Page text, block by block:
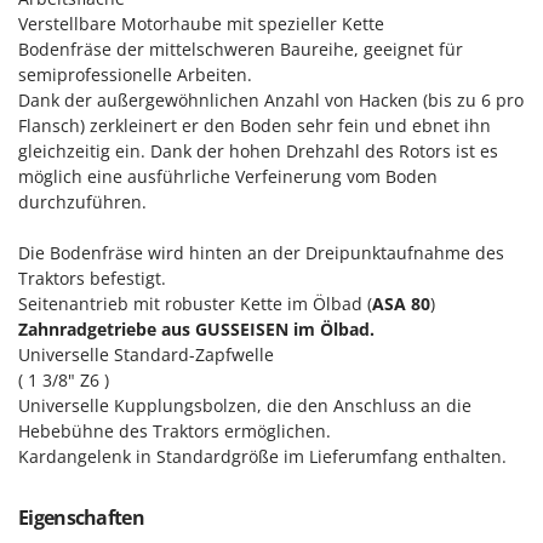
Mähroboter
Maisentkörnungsmaschinen
Manuelle Heckenscheren
Mehrzweck-Sauggeräte
Minibacköfen
Motorhacken - Gartenfräsen
Mulcher für Traktor
N
Notstromaggregat
Nudelmaschinen
O
Obstmühlen Obsthäcksler Obstmuser
Olivenernter und Schüttler
Famag
Famur
FARMER
FBC
Ferrari Group
Ferroni
FIAC
FIEM
Fimar
FINI
Fiorentini
Fiskars
Fontana Forni
Verstellbare Motorhaube mit spezieller Kette
Bodenfräse der mittelschweren Baureihe, geeignet für
semiprofessionelle Arbeiten.
Dank der außergewöhnlichen Anzahl von Hacken (bis zu 6 pro
Flansch) zerkleinert er den Boden sehr fein und ebnet ihn
gleichzeitig ein. Dank der hohen Drehzahl des Rotors ist es
möglich eine ausführliche Verfeinerung vom Boden
durchzuführen.
Die Bodenfräse wird hinten an der Dreipunktaufnahme des
Traktors befestigt.
Seitenantrieb mit robuster Kette im Ölbad (ASA 80)
Zahnradgetriebe aus GUSSEISEN im Ölbad.
Universelle Standard-Zapfwelle
( 1 3/8" Z6 )
Universelle Kupplungsbolzen, die den Anschluss an die
Hebebühne des Traktors ermöglichen.
Kardangelenk in Standardgröße im Lieferumfang enthalten.
Eigenschaften